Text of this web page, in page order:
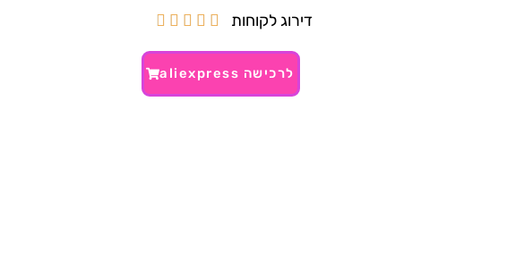
דירוג לקוחות 




לרכישה aliexpress